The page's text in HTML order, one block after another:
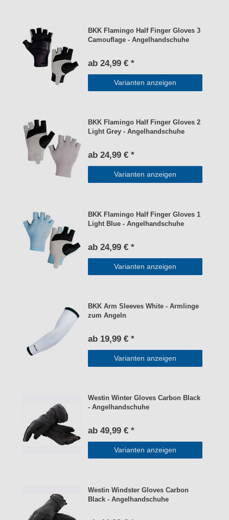
BKK Flamingo Half Finger Gloves 3
Camouflage - Angelhandschuhe
ab 24,99 € *
Varianten anzeigen
BKK Flamingo Half Finger Gloves 2
Light Grey - Angelhandschuhe
ab 24,99 € *
Varianten anzeigen
BKK Flamingo Half Finger Gloves 1
Light Blue - Angelhandschuhe
ab 24,99 € *
Varianten anzeigen
BKK Arm Sleeves White - Armlinge
zum Angeln
ab 19,99 € *
Varianten anzeigen
Westin Winter Gloves Carbon Black
- Angelhandschuhe
ab 49,99 € *
Varianten anzeigen
Westin Windster Gloves Carbon
Black - Angelhandschuhe